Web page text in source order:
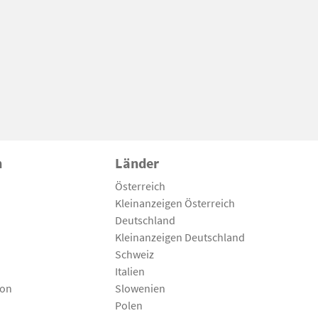
Länder
Österreich
Kleinanzeigen Österreich
Deutschland
Kleinanzeigen Deutschland
Schweiz
Italien
Slowenien
Polen